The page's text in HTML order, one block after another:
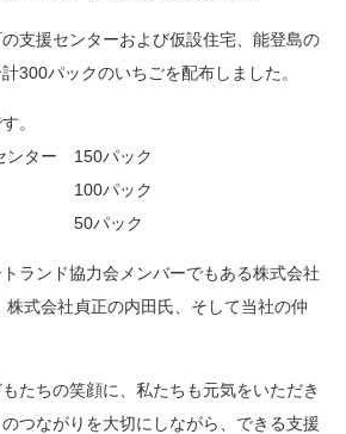
支援センターおよび仮設住宅、能登島の
300パックのいちごを配布しました。
。
ンター 150パック
宅 100パック
宅 50パック
ランド協力会メンバーでもある株式会社
式会社貞正の内田氏、そして当社の仲
たちの笑顔に、私たちも元気をいただき
つながりを大切にしながら、できる支援